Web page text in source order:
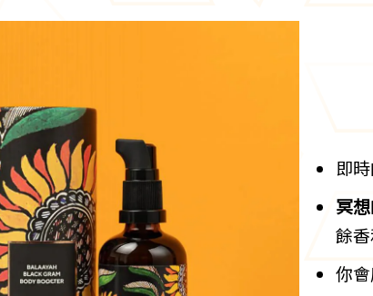
即時
冥
餘
你